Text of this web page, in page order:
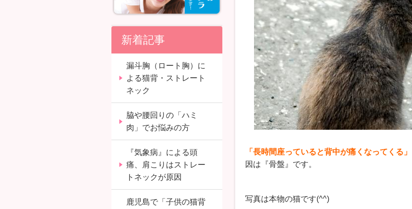
「長時間座っていると背中が痛くなってくる」
因は『骨盤』です。
写真は本物の猫です(^^)
新着記事
漏斗胸（ロート胸）に
よる猫背・ストレート
ネック
脇や腰回りの「ハミ
肉」でお悩みの方
『気象病』による頭
痛、肩こりはストレー
トネックが原因
鹿児島で「子供の猫背